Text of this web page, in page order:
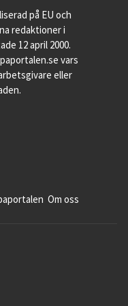
varor i
undantag.
fritt
deras bäst-
kontrolleras av
och
att erkänna
på EU och
redaktioner i
12 april 2000.
vars
eller
Om oss